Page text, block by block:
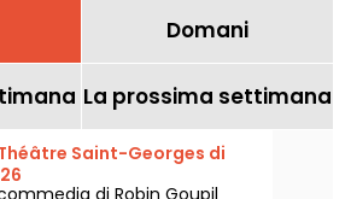
Domani
La prossima settimana
Saint-Georges di
di Robin Goupil